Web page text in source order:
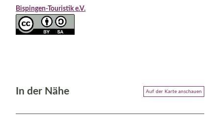
Bispingen-Touristik e.V.
In der Nähe Auf der Karte anschauen